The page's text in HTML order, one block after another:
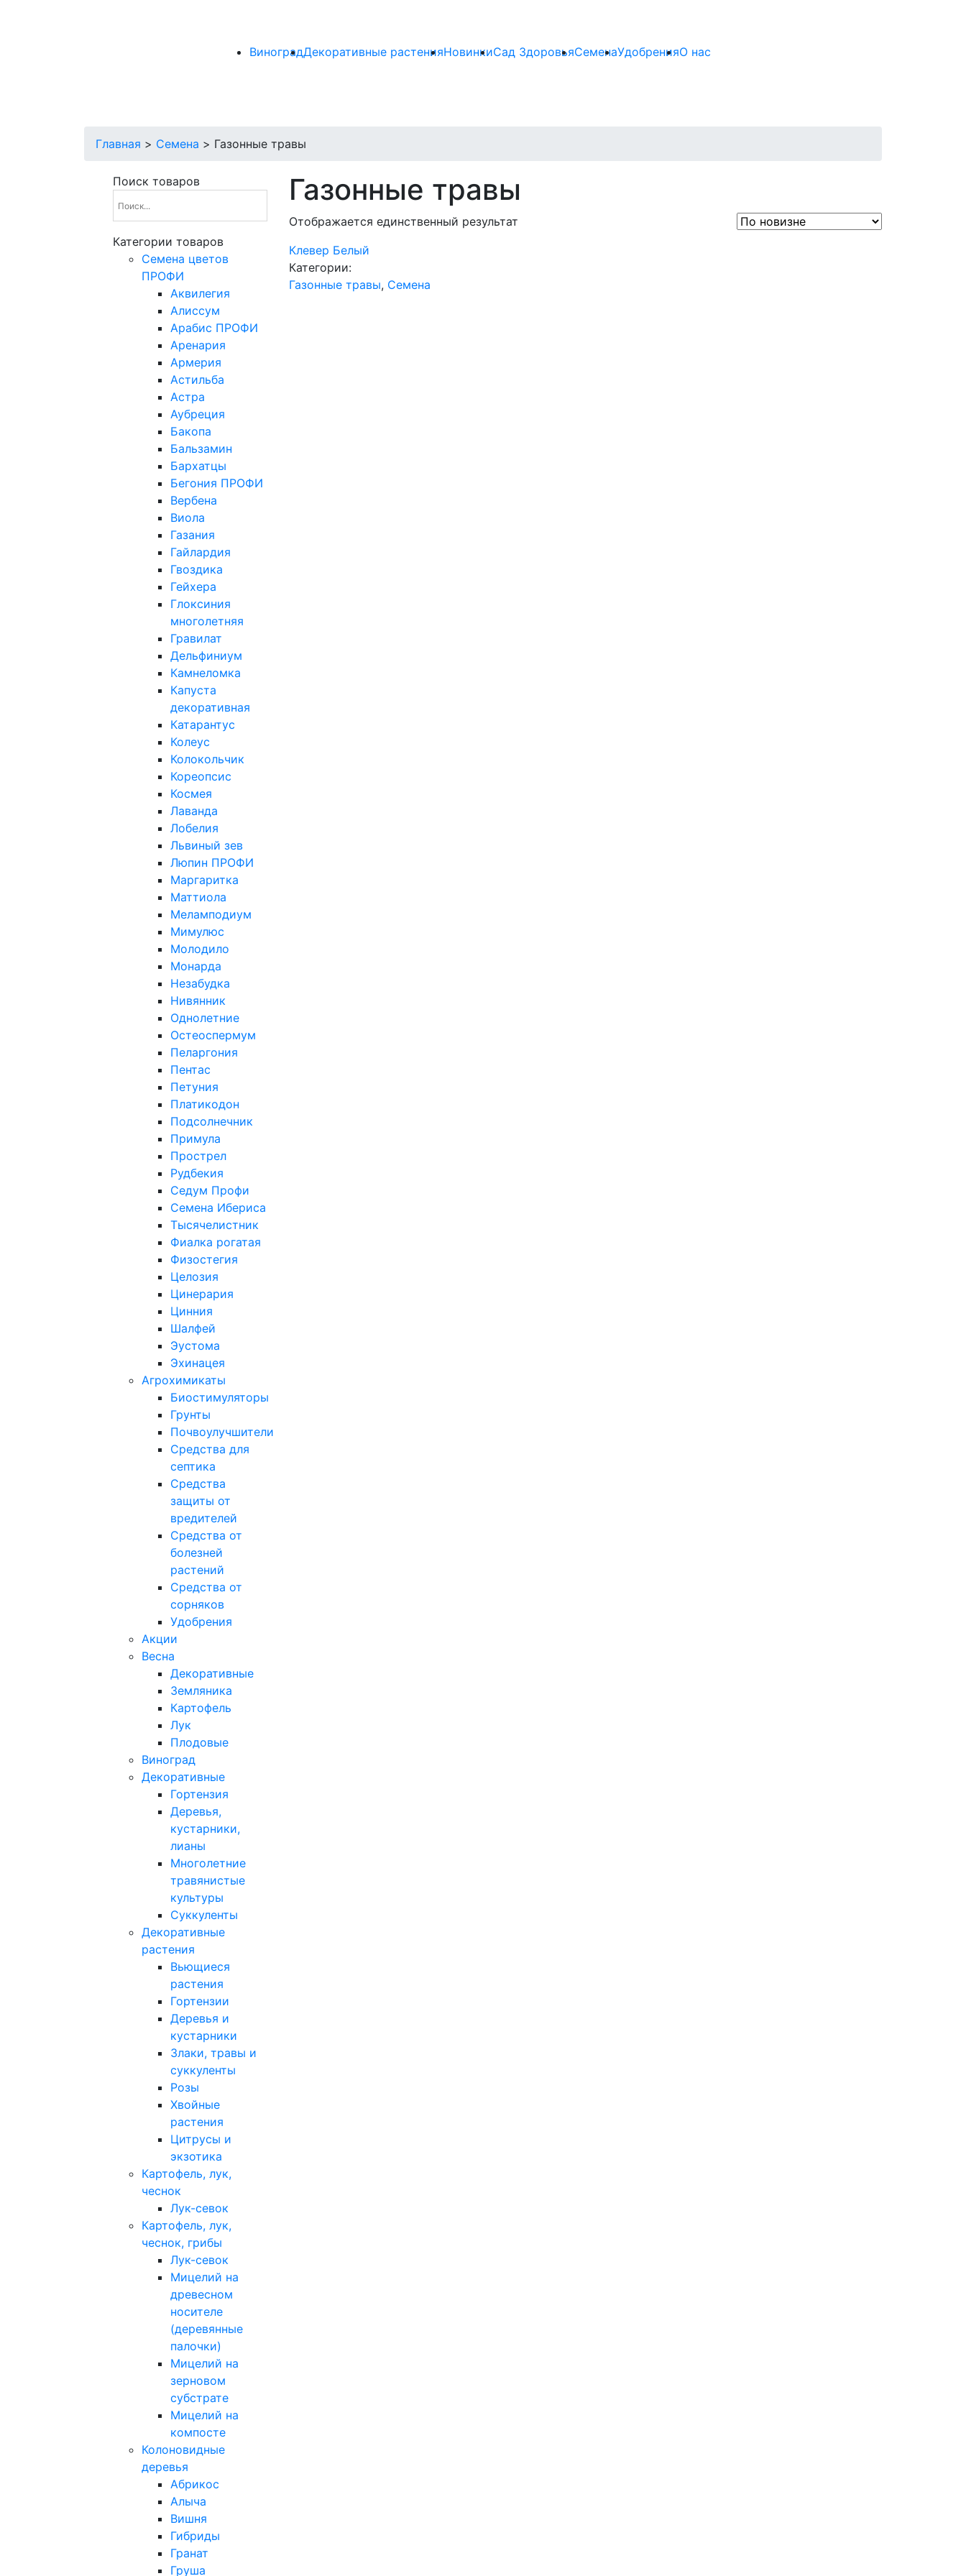
ВиноградДекоративные растенияНовинкиСад ЗдоровьяСеменаУдобренияО нас
Главная > Семена > Газонные травы
Поиск товаров
Категории товаров
Cемена цветов
ПРОФИ
Аквилегия
Алиссум
Арабис ПРОФИ
Аренария
Армерия
Астильба
Астра
Аубреция
Бакопа
Бальзамин
Бархатцы
Бегония ПРОФИ
Вербена
Виола
Газания
Гайлардия
Гвоздика
Гейхера
Глоксиния
многолетняя
Гравилат
Дельфиниум
Камнеломка
Капуста
декоративная
Катарантус
Колеус
Колокольчик
Кореопсис
Космея
Лаванда
Лобелия
Львиный зев
Люпин ПРОФИ
Маргаритка
Маттиола
Меламподиум
Мимулюс
Молодило
Монарда
Незабудка
Нивянник
Однолетние
Остеоспермум
Пеларгония
Пентас
Петуния
Платикодон
Подсолнечник
Примула
Прострел
Рудбекия
Седум Профи
Семена Ибериса
Тысячелистник
Фиалка рогатая
Физостегия
Целозия
Цинерария
Цинния
Шалфей
Эустома
Эхинацея
Агрохимикаты
Биостимуляторы
Грунты
Почвоулучшители
Средства для
септика
Средства
защиты от
вредителей
Средства от
болезней
растений
Средства от
сорняков
Удобрения
Акции
Весна
Декоративные
Земляника
Картофель
Лук
Плодовые
Виноград
Декоративные
Гортензия
Деревья,
кустарники,
лианы
Многолетние
травянистые
культуры
Суккуленты
Декоративные
растения
Вьющиеся
растения
Гортензии
Деревья и
кустарники
Злаки, травы и
суккуленты
Розы
Хвойные
растения
Цитрусы и
экзотика
Картофель, лук,
чеснок
Лук-севок
Картофель, лук,
чеснок, грибы
Лук-севок
Мицелий на
древесном
носителе
(деревянные
палочки)
Мицелий на
зерновом
субстрате
Мицелий на
компосте
Колоновидные
деревья
Абрикос
Алыча
Вишня
Гибриды
Гранат
Груша
Газонные травы
Отображается единственный результат
Клевер Белый
Категории:
Газонные травы, Семена